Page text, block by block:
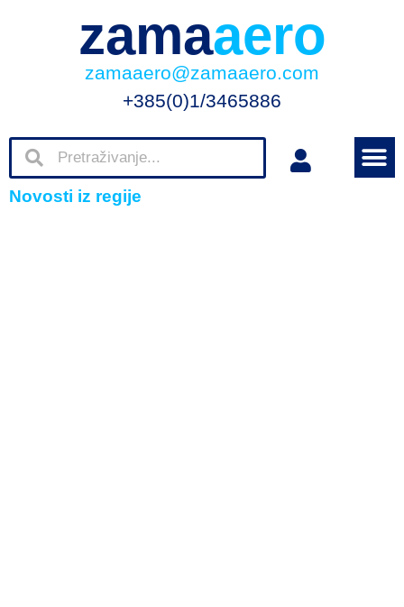
zamaaero
zamaaero@zamaaero.com
+385(0)1/3465886
Novosti iz regije